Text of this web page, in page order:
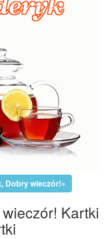
Dobry wieczór!»
Kartki